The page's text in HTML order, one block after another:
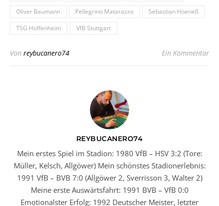
Oliver Baumann
Pellegrino Matarazzo
Sebastian Hoeneß
TSG Hoffenheim
VfB Stuttgart
Von reybucanero74 Ein Kommentar
REYBUCANERO74
Mein erstes Spiel im Stadion: 1980 VfB – HSV 3:2 (Tore:
Müller, Kelsch, Allgöwer) Mein schönstes Stadionerlebnis:
1991 VfB – BVB 7:0 (Allgöwer 2, Sverrisson 3, Walter 2)
Meine erste Auswärtsfahrt: 1991 BVB – VfB 0:0
Emotionalster Erfolg: 1992 Deutscher Meister, letzter